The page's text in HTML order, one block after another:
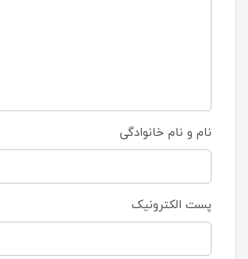
نام و نام خانوادگی
پست الکترونیک